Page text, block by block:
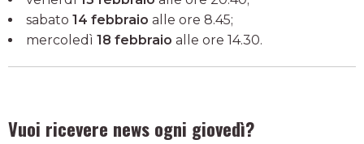
sabato 14 febbraio alle ore 8.45;
mercoledì 18 febbraio alle ore 14.30.
Vuoi ricevere news ogni giovedì?